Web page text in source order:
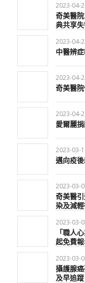
2023-04-
奇美醫
典共享
2023-04-
中醫辨
2023-04-
奇美醫
2023-04-
愛爾麗
2023-03-
邁向疫
2023-03-
奇美醫
染及減
2023-03-
「職人
起免費
2023-03-
攝護腺
及早追蹤